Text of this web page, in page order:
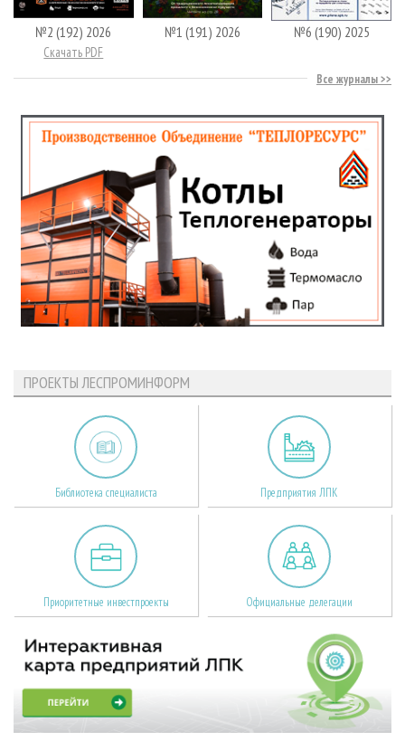
№2 (192) 2026
Скачать PDF
№1 (191) 2026 №6 (190) 2025
Все журналы
ПРОЕКТЫ ЛЕСПРОМИНФОРМ
Библиотека специалиста Предприятия ЛПК
Приоритетные инвестпроекты Официальные делегации